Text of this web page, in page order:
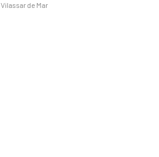
Vilassar de Mar